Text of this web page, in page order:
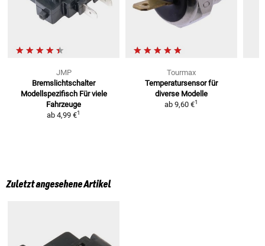
JMP
Bremslichtschalter
Modellspezifisch Für viele
Fahrzeuge
ab 4,99 €1
Tourmax
Temperatursensor für
diverse Modelle
ab 9,60 €1
Zuletzt angesehene Artikel